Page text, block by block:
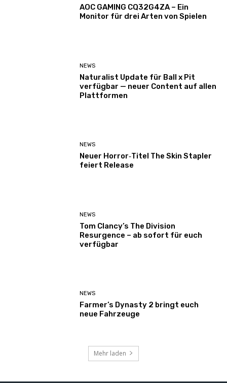
AOC GAMING CQ32G4ZA – Ein
Monitor für drei Arten von Spielen
NEWS
Naturalist Update für Ball x Pit
verfügbar — neuer Content auf allen
Plattformen
NEWS
Neuer Horror‑Titel The Skin Stapler
feiert Release
NEWS
Tom Clancy’s The Division
Resurgence – ab sofort für euch
verfügbar
NEWS
Farmer’s Dynasty 2 bringt euch
neue Fahrzeuge
Mehr laden